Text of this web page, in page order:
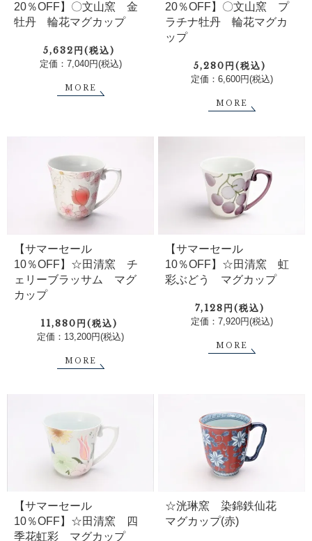
20％OFF】〇文山窯 金
牡丹 輪花マグカップ
5,632円(税込)
定価：7,040円(税込)
MORE
20％OFF】〇文山窯 プ
ラチナ牡丹 輪花マグカ
ップ
5,280円(税込)
定価：6,600円(税込)
MORE
【サマーセール
10％OFF】☆田清窯 チ
ェリーブラッサム マグ
カップ
11,880円(税込)
定価：13,200円(税込)
MORE
【サマーセール
10％OFF】☆田清窯 虹
彩ぶどう マグカップ
7,128円(税込)
定価：7,920円(税込)
MORE
【サマーセール
10％OFF】☆田清窯 四
季花虹彩 マグカップ
☆洸琳窯 染錦鉄仙花
マグカップ(赤)